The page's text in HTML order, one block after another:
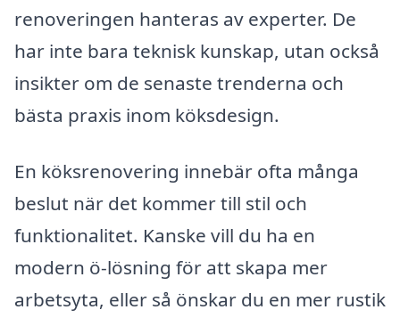
renoveringen hanteras av experter. De
har inte bara teknisk kunskap, utan också
insikter om de senaste trenderna och
bästa praxis inom köksdesign.
En köksrenovering innebär ofta många
beslut när det kommer till stil och
funktionalitet. Kanske vill du ha en
modern ö-lösning för att skapa mer
arbetsyta, eller så önskar du en mer rustik